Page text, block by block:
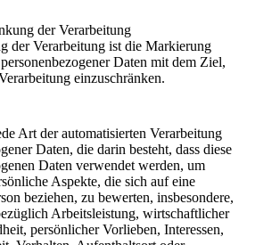
der Verarbeitung
der Verarbeitung ist die Markierung
Daten mit dem Ziel,
einzuschränken.
Art der automatisierten Verarbeitung
Daten, die darin besteht, dass diese
Daten verwendet werden, um
Aspekte, die sich auf eine
beziehen, zu bewerten, insbesondere,
Arbeitsleistung, wirtschaftlicher
persönlicher Vorlieben, Interessen,